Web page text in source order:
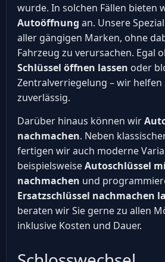
wurde. In solchen Fällen bieten
Autoöffnung an. Unsere
aller gängigen Marken, ohne
Fahrzeug zu verursachen. Egal
Schlüssel öffnen lassen oder
Zentralverriegelung – wir helfen
zuverlässig.
Darüber hinaus können wir
nachmachen. Neben
fertigen wir auch moderne
beispielsweiseAutoschlüssel
nachmachen und
Ersatzschlüssel nachmachen
beraten wir Sie gerne zu allen
inklusive Kosten und Dauer.